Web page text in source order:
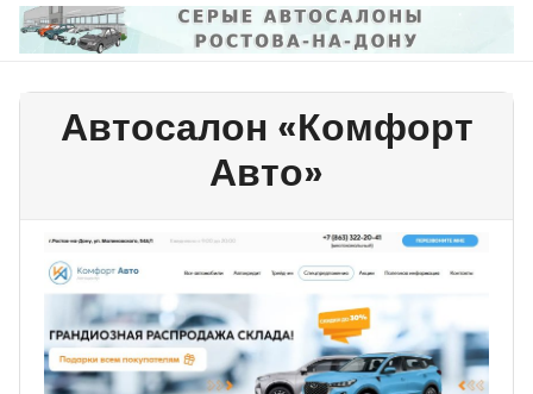
Перейти
содержимому
Автосалон «Комфорт
Авто»